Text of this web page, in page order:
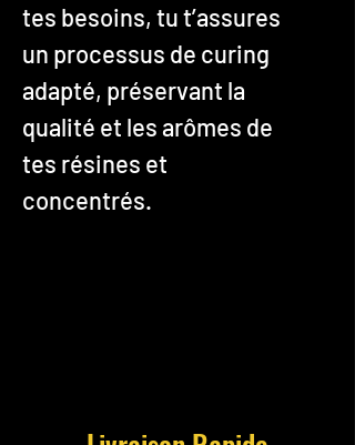
tes besoins, tu t’assures
un processus de curing
adapté, préservant la
qualité et les arômes de
tes résines et
concentrés.